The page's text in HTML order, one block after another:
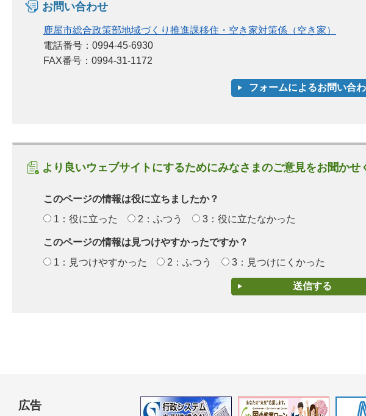
お問い合わせ
鹿屋市総合政策部地域づくり推進課移住・空き家対策係（空き家）
電話番号：0994-45-6930
FAX番号：0994-31-1172
より良いウェブサイトにするためにみなさまのご意見をお聞かせ
このページの情報は役に立ちましたか？
1：役に立った
2：ふつう 3：役に立たなかった
このページの情報は見つけやすかったですか？
1：見つけやすかった
2：ふつう 3：見つけにくかった
広告